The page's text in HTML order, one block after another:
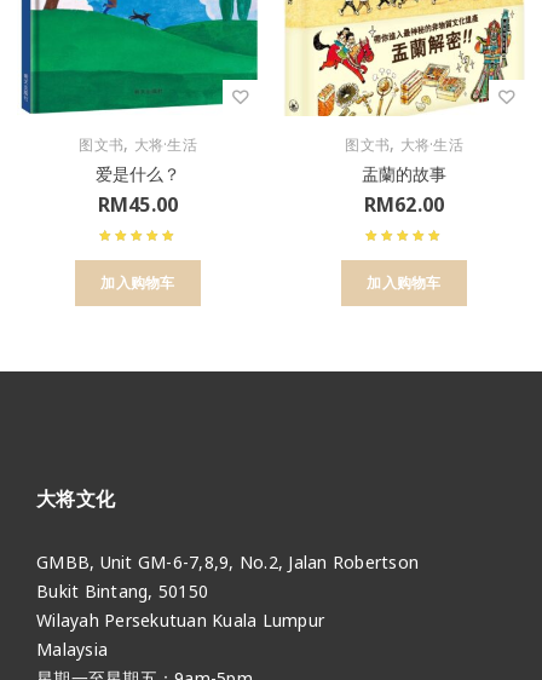
图文书, 大将·生活
爱是什么？
RM45.00
加入购物车
图文书, 大将·生活
盂蘭的故事
RM62.00
加入购物车
大将文化
GMBB, Unit GM-6-7,8,9, No.2, Jalan Robertson
Bukit Bintang, 50150
Wilayah Persekutuan Kuala Lumpur
Malaysia